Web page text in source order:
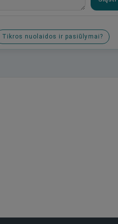
Tikros nuolaidos ir pasiūlymai?